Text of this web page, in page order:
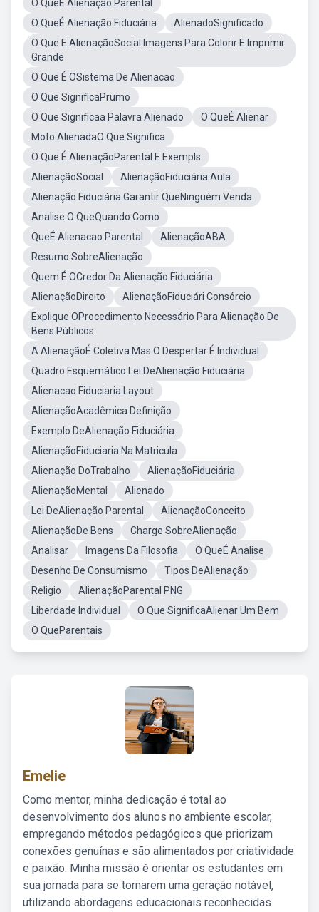
O QueÉ Alienação Parental
O QueÉ Alienação Fiduciária
AlienadoSignificado
O Que E AlienaçãoSocial Imagens Para Colorir E Imprimir
Grande
O Que É OSistema De Alienacao
O Que SignificaPrumo
O Que Significaa Palavra Alienado
O QueÉ Alienar
Moto AlienadaO Que Significa
O Que É AlienaçãoParental E Exempls
AlienaçãoSocial
AlienaçãoFiduciária Aula
Alienação Fiduciária Garantir QueNinguém Venda
Analise O QueQuando Como
QueÉ Alienacao Parental
AlienaçãoABA
Resumo SobreAlienação
Quem É OCredor Da Alienação Fiduciária
AlienaçãoDireito
AlienaçãoFiduciári Consórcio
Explique OProcedimento Necessário Para Alienação De
Bens Públicos
A AlienaçãoÉ Coletiva Mas O Despertar É Individual
Quadro Esquemático Lei DeAlienação Fiduciária
Alienacao Fiduciaria Layout
AlienaçãoAcadêmica Definição
Exemplo DeAlienação Fiduciária
AlienaçãoFiduciaria Na Matricula
Alienação DoTrabalho
AlienaçãoFiduciária
AlienaçãoMental
Alienado
Lei DeAlienação Parental
AlienaçãoConceito
AlienaçãoDe Bens
Charge SobreAlienação
Analisar
Imagens Da Filosofia
O QueÉ Analise
Desenho De Consumismo
Tipos DeAlienação
Religio
AlienaçãoParental PNG
Liberdade Individual
O Que SignificaAlienar Um Bem
O QueParentais
Emelie
Como mentor, minha dedicação é total ao
desenvolvimento dos alunos no ambiente escolar,
empregando métodos pedagógicos que priorizam
conexões genuínas e são alimentados por criatividade
e paixão. Minha missão é orientar os estudantes em
sua jornada para se tornarem uma geração notável,
utilizando abordagens educacionais reconhecidas